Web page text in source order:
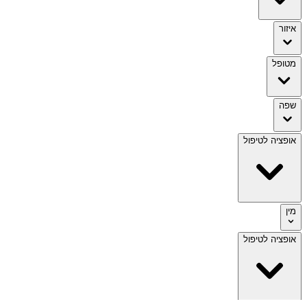
איזור
מטופל
שפה
אופציה לטיפול
מין
אופציה לטיפול